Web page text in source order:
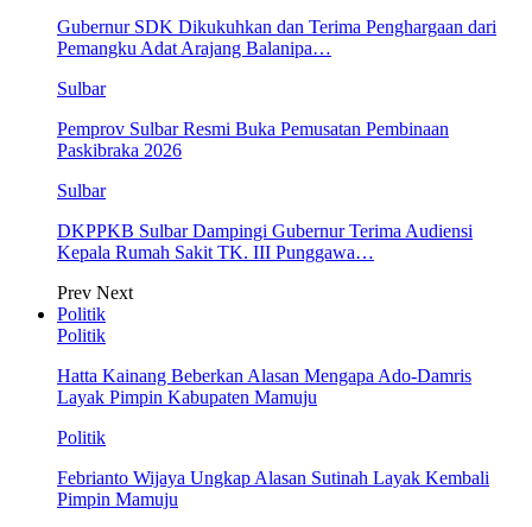
Gubernur SDK Dikukuhkan dan Terima Penghargaan dari
Pemangku Adat Arajang Balanipa…
Sulbar
Pemprov Sulbar Resmi Buka Pemusatan Pembinaan
Paskibraka 2026
Sulbar
DKPPKB Sulbar Dampingi Gubernur Terima Audiensi
Kepala Rumah Sakit TK. III Punggawa…
Prev Next
Politik
Politik
Hatta Kainang Beberkan Alasan Mengapa Ado-Damris
Layak Pimpin Kabupaten Mamuju
Politik
Febrianto Wijaya Ungkap Alasan Sutinah Layak Kembali
Pimpin Mamuju